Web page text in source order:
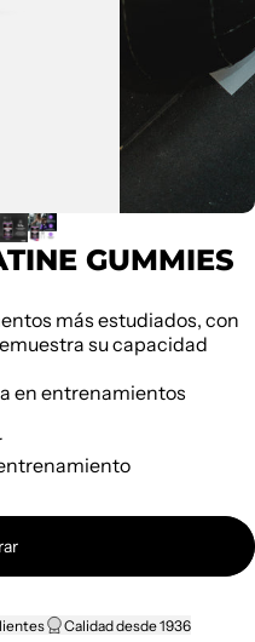
GUMMIES
más estudiados, con
su capacidad
en entrenamientos
Calidad desde 1936